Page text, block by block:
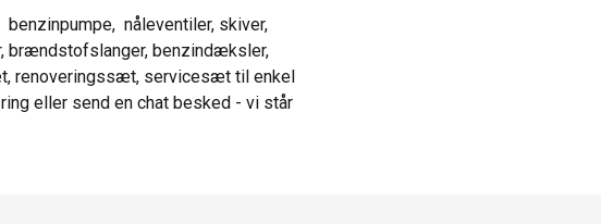
nåleventiler, skiver,
brændstofslanger, benzindæksler,
renoveringssæt, servicesæt til enkel
eller send en chat besked - vi står